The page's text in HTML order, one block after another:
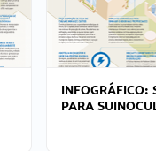
INFOGRÁFICO:
PARA